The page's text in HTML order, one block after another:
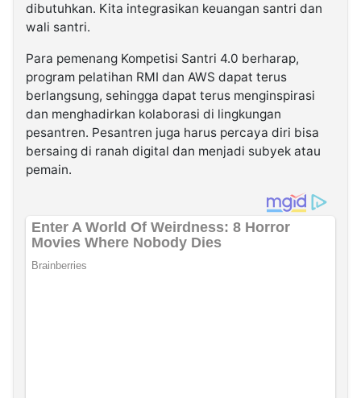
dibutuhkan. Kita integrasikan keuangan santri dan
wali santri.
Para pemenang Kompetisi Santri 4.0 berharap,
program pelatihan RMI dan AWS dapat terus
berlangsung, sehingga dapat terus menginspirasi
dan menghadirkan kolaborasi di lingkungan
pesantren. Pesantren juga harus percaya diri bisa
bersaing di ranah digital dan menjadi subyek atau
pemain.